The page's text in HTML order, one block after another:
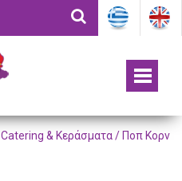
Catering & Κεράσματα/ Ποπ Κορν